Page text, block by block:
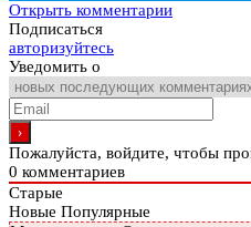
Открыть комментарии
Подписаться
авторизуйтесь
Уведомить о
Пожалуйста, войдите, чтобы
0 комментариев
Старые
Новые Популярные